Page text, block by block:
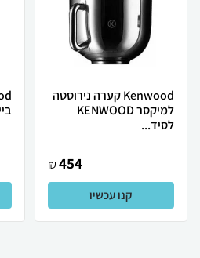
Kenwood קערה נירוסטה
למיקסר KENWOOD
לסיד...
454
₪
קנו עכשיו